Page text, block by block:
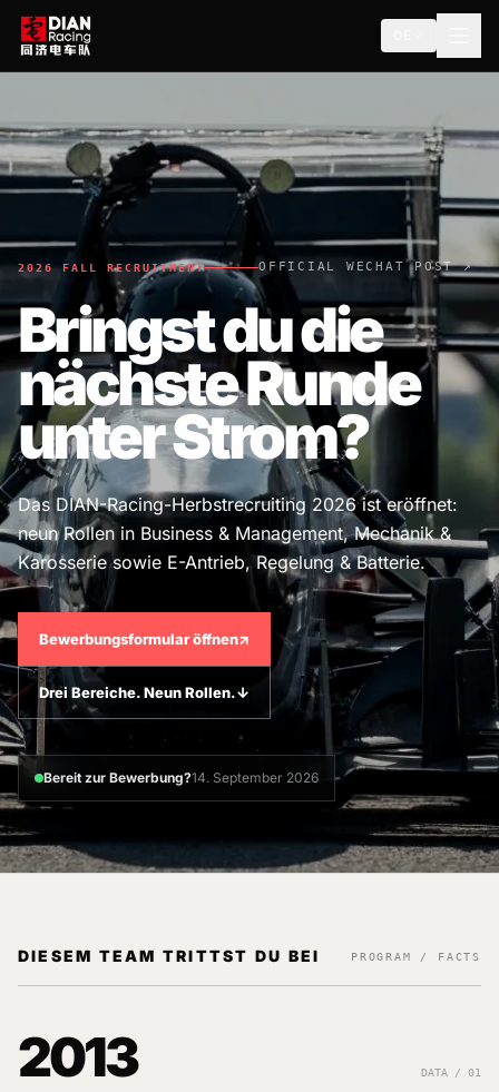
2026 FALL RECRUITMENT OFFICIAL WECHAT POST ↗
Bringst du die
nächste Runde
unter Strom?
Das DIAN-Racing-Herbstrecruiting 2026 ist eröffnet:
neun Rollen in Business & Management, Mechanik &
Karosserie sowie E-Antrieb, Regelung & Batterie.
Bewerbungsformular öffnen↗
Drei Bereiche. Neun Rollen.↓
Bereit zur Bewerbung?14. September 2026
DIESEM TEAM TRITTST DU BEI PROGRAM / FACTS
2013 DATA / 01